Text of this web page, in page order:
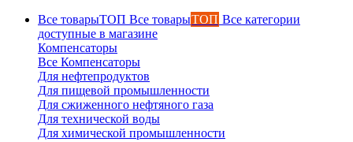
Все товарыТОП Все категории
доступные в магазине
Компенсаторы
Все Компенсаторы
Для нефтепродуктов
Для пищевой промышленности
Для сжиженного нефтяного газа
Для технической воды
Для химической промышленности